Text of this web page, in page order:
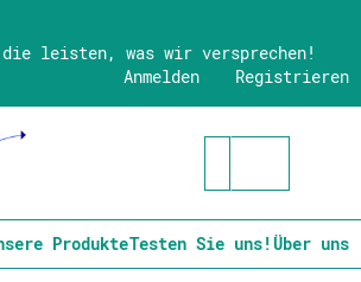
die leisten, was wir versprechen!
Registrieren
Anmelden
ProdukteTesten Sie uns!Über uns